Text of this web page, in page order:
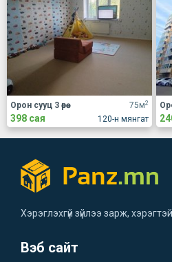
75м2
120-н мянгат
Орон сууц 3 өрөө
398 сая
Хэрэглэхгүй зүйлээ зарж,
Вэб сайт